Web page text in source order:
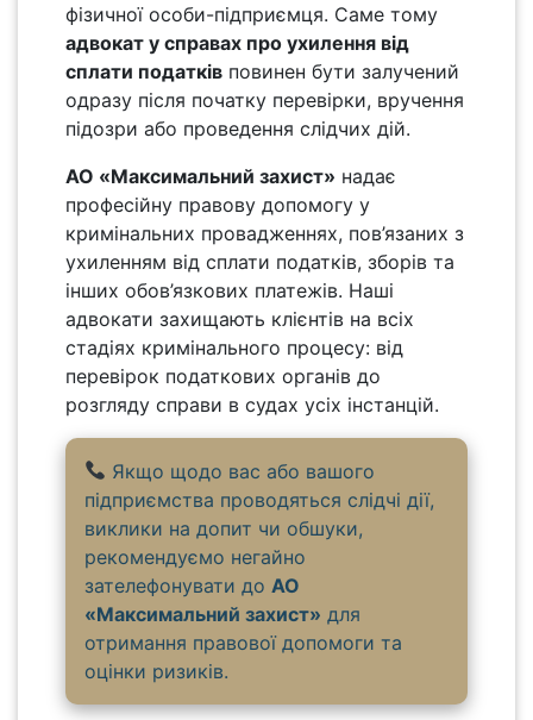
фізичної особи-підприємця. Саме тому
адвокат у справах про ухилення від
сплати податків повинен бути залучений
одразу після початку перевірки, вручення
підозри або проведення слідчих дій.
АО «Максимальний захист» надає
професійну правову допомогу у
кримінальних провадженнях, пов’язаних з
ухиленням від сплати податків, зборів та
інших обов’язкових платежів. Наші
адвокати захищають клієнтів на всіх
стадіях кримінального процесу: від
перевірок податкових органів до
розгляду справи в судах усіх інстанцій.
Якщо щодо вас або вашого
підприємства проводяться слідчі дії,
виклики на допит чи обшуки,
рекомендуємо негайно
зателефонувати до АО
«Максимальний захист» для
отримання правової допомоги та
оцінки ризиків.